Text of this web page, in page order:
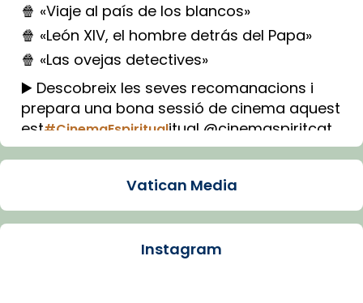
🍿 «Viaje al país de los blancos»
🍿 «León XIV, el hombre detrás del Papa»
🍿 «Las ovejas detectives»
▶️ Descobreix les seves recomanacions i
prepara una bona sessió de cinema aquest
est#CinemaEspiritualitual @cinemaspiritcat
Imatge: Generada amb IA (OpenAI)
Arquebisbat de Barcelona
Vatican Media
Instagram